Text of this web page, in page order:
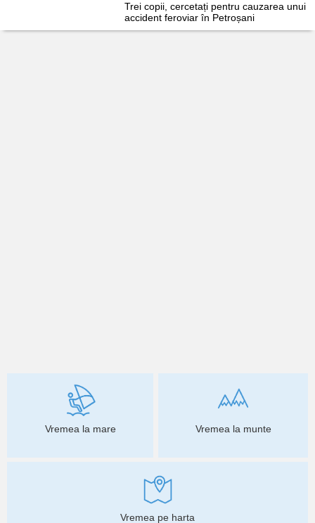
Trei copii, cercetați pentru cauzarea unui
accident feroviar în Petroșani
Vremea la mare Vremea la munte
Vremea pe harta